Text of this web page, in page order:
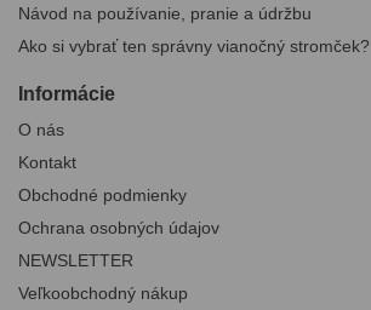
Návod na používanie, pranie a údržbu
Ako si vybrať ten správny vianočný stromček?
Informácie
O nás
Kontakt
Obchodné podmienky
Ochrana osobných údajov
NEWSLETTER
Veľkoobchodný nákup